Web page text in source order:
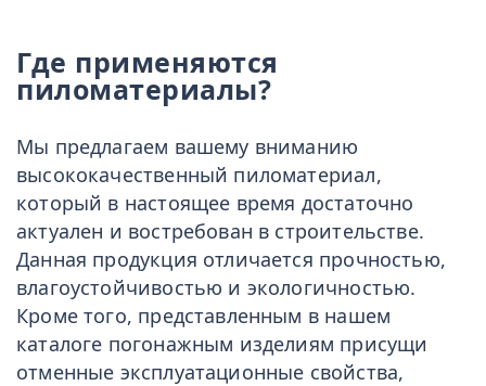
Где применяются
пиломатериалы?
Мы предлагаем вашему вниманию
высококачественный пиломатериал,
который в настоящее время достаточно
актуален и востребован в строительстве.
Данная продукция отличается прочностью,
влагоустойчивостью и экологичностью.
Кроме того, представленным в нашем
каталоге погонажным изделиям присущи
отменные эксплуатационные свойства,